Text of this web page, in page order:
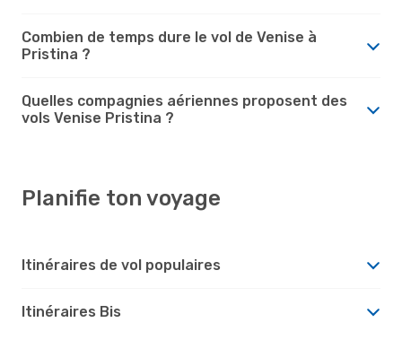
Combien de temps dure le vol de Venise à
Pristina ?
Quelles compagnies aériennes proposent des
vols Venise Pristina ?
Planifie ton voyage
Itinéraires de vol populaires
Itinéraires Bis